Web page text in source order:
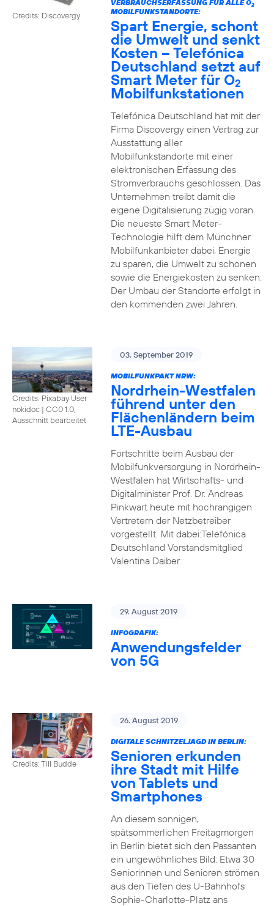
Credits: Discovergy
VERBRAUCHSERFASSUNG FÜR ALLE O2
MOBILFUNKSTANDORTE:
Spart Energie, schont
die Umwelt und senkt
Kosten – Telefónica
Deutschland setzt auf
Smart Meter für O2
Mobilfunkstationen
Telefónica Deutschland hat mit der
Firma Discovergy einen Vertrag zur
Ausstattung aller
Mobilfunkstandorte mit einer
elektronischen Erfassung des
Stromverbrauchs geschlossen. Das
Unternehmen treibt damit die
eigene Digitalisierung zügig voran.
Die neueste Smart Meter-
Technologie hilft dem Münchner
Mobilfunkanbieter dabei, Energie
zu sparen, die Umwelt zu schonen
sowie die Energiekosten zu senken.
Der Umbau der Standorte erfolgt in
den kommenden zwei Jahren.
Credits: Pixabay User
nokidoc | CC0 1.0,
Ausschnitt bearbeitet
03. September 2019
MOBILFUNKPAKT NRW:
Nordrhein-Westfalen
führend unter den
Flächenländern beim
LTE-Ausbau
Fortschritte beim Ausbau der
Mobilfunkversorgung in Nordrhein-
Westfalen hat Wirtschafts- und
Digitalminister Prof. Dr. Andreas
Pinkwart heute mit hochrangigen
Vertretern der Netzbetreiber
vorgestellt. Mit dabei:Telefónica
Deutschland Vorstandsmitglied
Valentina Daiber.
29. August 2019
INFOGRAFIK:
Anwendungsfelder
von 5G
Credits: Till Budde
26. August 2019
DIGITALE SCHNITZELJAGD IN BERLIN:
Senioren erkunden
ihre Stadt mit Hilfe
von Tablets und
Smartphones
An diesem sonnigen,
spätsommerlichen Freitagmorgen
in Berlin bietet sich den Passanten
ein ungewöhnliches Bild: Etwa 30
Seniorinnen und Senioren strömen
aus den Tiefen des U-Bahnhofs
Sophie-Charlotte-Platz ans